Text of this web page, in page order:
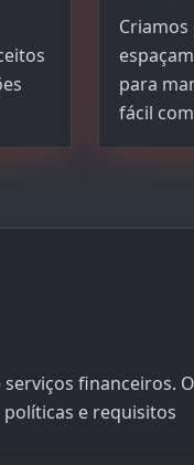
para
fácil
financeiros. O
e requisitos